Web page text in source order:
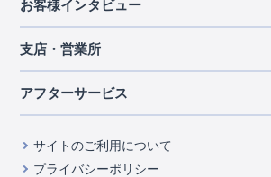
千葉県
中部
山梨県
静岡県
滋賀県
京都府
ブルーミングガーデンは地震につよい<建
室内空間を快適に保つ断熱性能
コストパフォーマンスに自信
充実のアフターサポート
現地見学ガイド
ご紹介制度のご案内
東栄INDEX（用語集）
お客様インタビュー
支店・営業所
アフターサービス
サイトのご利用について
プライバシーポリシー